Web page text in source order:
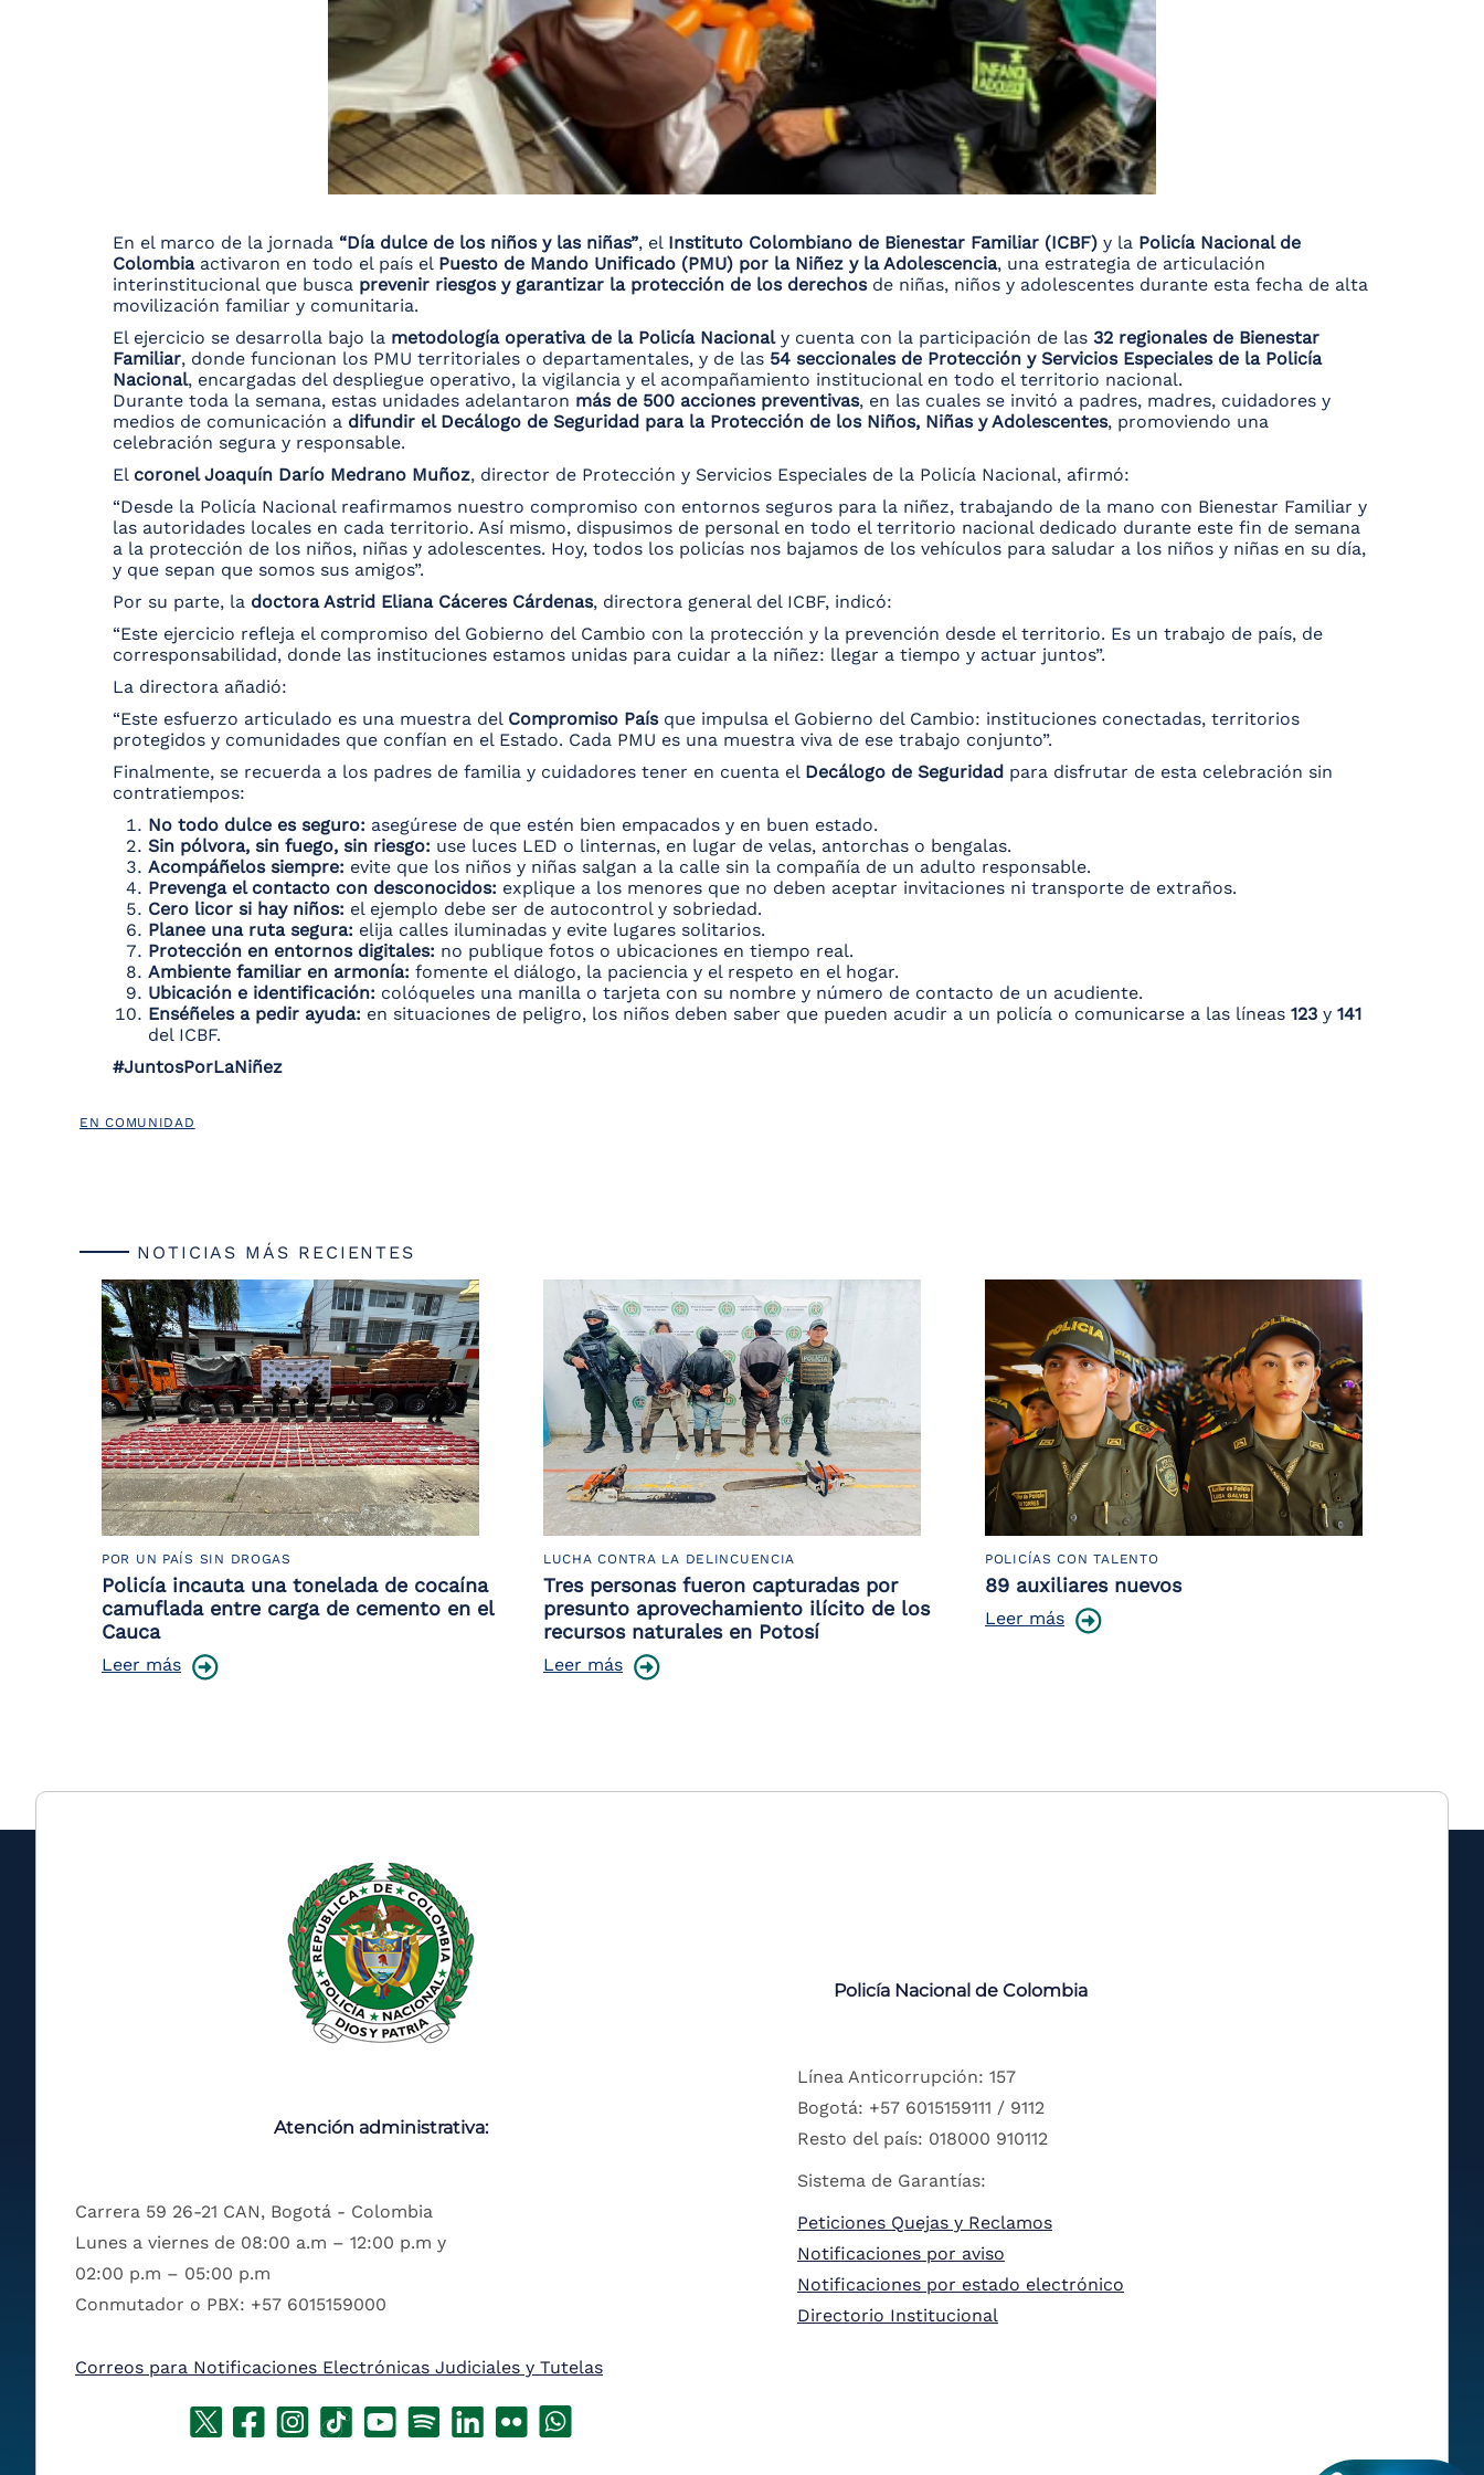
En el marco de la jornada “Día dulce de los niños y las niñas”, el Instituto Colombiano de Bienestar Familiar (ICBF) y la Policía Nacional de
Colombiaactivaron en todo el país el Puesto de Mando Unificado (PMU) por la Niñez y la Adolescencia, una estrategia de articulación
interinstitucional que busca prevenir riesgos y garantizar la protección de los derechosde niñas, niños y adolescentes durante esta fecha de alta
movilización familiar y comunitaria.
El ejercicio se desarrolla bajo la metodología operativa de la Policía Nacionaly cuenta con la participación de las 32 regionales de Bienestar
Familiar, donde funcionan los PMU territoriales o departamentales, y de las 54 seccionales de Protección y Servicios Especiales de la Policía
Nacional, encargadas del despliegue operativo, la vigilancia y el acompañamiento institucional en todo el territorio nacional.
Durante toda la semana, estas unidades adelantaron más de 500 acciones preventivas, en las cuales se invitó a padres, madres, cuidadores y
medios de comunicación a difundir el Decálogo de Seguridad para la Protección de los Niños, Niñas y Adolescentes, promoviendo una
celebración segura y responsable.
El coronel Joaquín Darío Medrano Muñoz, director de Protección y Servicios Especiales de la Policía Nacional, afirmó:
“Desde la Policía Nacional reafirmamos nuestro compromiso con entornos seguros para la niñez, trabajando de la mano con Bienestar Familiar y
las autoridades locales en cada territorio. Así mismo, dispusimos de personal en todo el territorio nacional dedicado durante este fin de semana
a la protección de los niños, niñas y adolescentes. Hoy, todos los policías nos bajamos de los vehículos para saludar a los niños y niñas en su día,
y que sepan que somos sus amigos”.
Por su parte, la doctora Astrid Eliana Cáceres Cárdenas, directora general del ICBF, indicó:
“Este ejercicio refleja el compromiso del Gobierno del Cambio con la protección y la prevención desde el territorio. Es un trabajo de país, de
corresponsabilidad, donde las instituciones estamos unidas para cuidar a la niñez: llegar a tiempo y actuar juntos”.
La directora añadió:
“Este esfuerzo articulado es una muestra del Compromiso Paísque impulsa el Gobierno del Cambio: instituciones conectadas, territorios
protegidos y comunidades que confían en el Estado. Cada PMU es una muestra viva de ese trabajo conjunto”.
Finalmente, se recuerda a los padres de familia y cuidadores tener en cuenta el Decálogo de Seguridad para disfrutar de esta celebración sin
contratiempos:
No todo dulce es seguro: asegúrese de que estén bien empacados y en buen estado.
Sin pólvora, sin fuego, sin riesgo: use luces LED o linternas, en lugar de velas, antorchas o bengalas.
Acompáñelos siempre: evite que los niños y niñas salgan a la calle sin la compañía de un adulto responsable.
Prevenga el contacto con desconocidos: explique a los menores que no deben aceptar invitaciones ni transporte de extraños.
Cero licor si hay niños: el ejemplo debe ser de autocontrol y sobriedad.
Planee una ruta segura: elija calles iluminadas y evite lugares solitarios.
Protección en entornos digitales: no publique fotos o ubicaciones en tiempo real.
Ambiente familiar en armonía: fomente el diálogo, la paciencia y el respeto en el hogar.
Ubicación e identificación: colóqueles una manilla o tarjeta con su nombre y número de contacto de un acudiente.
Enséñeles a pedir ayuda: en situaciones de peligro, los niños deben saber que pueden acudir a un policía o comunicarse a las líneas 123 y 141
del ICBF.
#JuntosPorLaNiñez
EN COMUNIDAD
NOTICIAS MÁS RECIENTES
POR UN PAÍS SIN DROGAS
Policía incauta una tonelada de cocaína
camuflada entre carga de cemento en el
Cauca
Leer más
LUCHA CONTRA LA DELINCUENCIA
Tres personas fueron capturadas por
presunto aprovechamiento ilícito de los
recursos naturales en Potosí
Leer más
POLICÍAS CON TALENTO
89 auxiliares nuevos
Leer más
Atención administrativa:
Carrera 59 26-21 CAN, Bogotá - Colombia
Lunes a viernes de 08:00 a.m – 12:00 p.m y
02:00 p.m – 05:00 p.m
Conmutador o PBX: +57 6015159000
Correos para Notificaciones Electrónicas Judiciales y Tutelas
Policía Nacional de Colombia
Línea Anticorrupción: 157
Bogotá: +57 6015159111 / 9112
Resto del país: 018000 910112
Sistema de Garantías:
Peticiones Quejas y Reclamos
Notificaciones por aviso
Notificaciones por estado electrónico
Directorio Institucional